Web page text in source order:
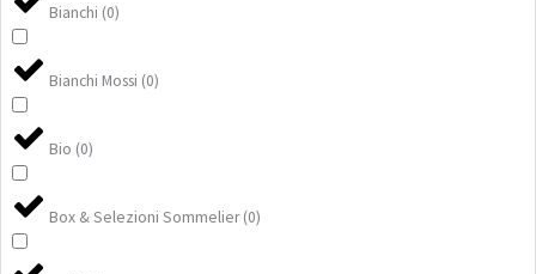
Bianchi (0)
Bianchi Mossi (0)
Bio (0)
Box & Selezioni Sommelier (0)